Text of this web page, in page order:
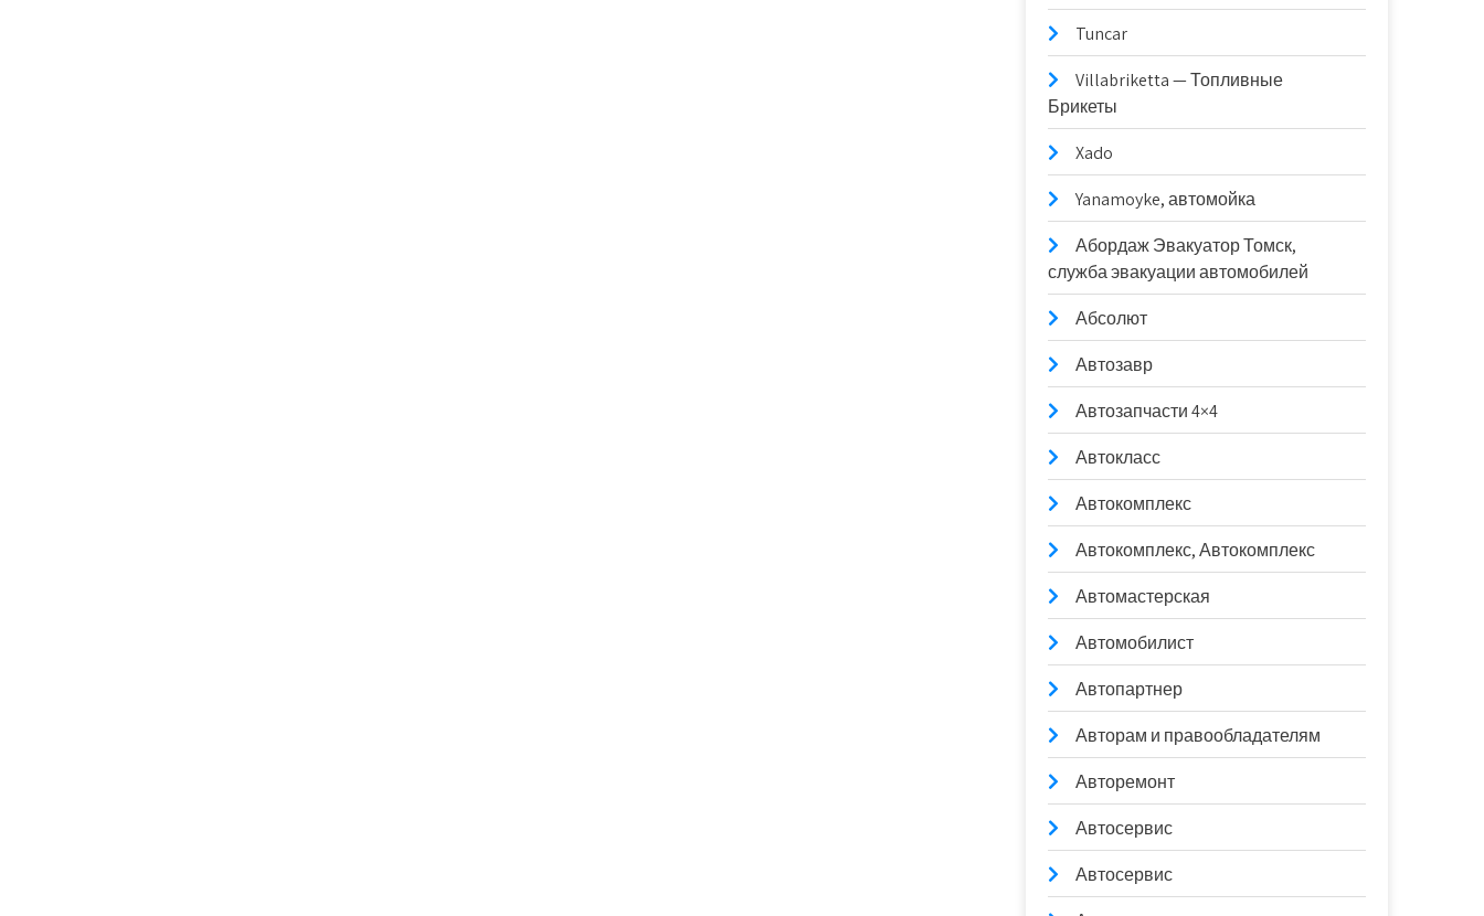
Tuncar
Villabriketta — Топливные
Брикеты
Xado
Yanamoyke, автомойка
Абордаж Эвакуатор Томск,
служба эвакуации автомобилей
Абсолют
Автозавр
Автозапчасти 4×4
Автокласс
Автокомплекс
Автокомплекс, Автокомплекс
Автомастерская
Автомобилист
Автопартнер
Авторам и правообладателям
Авторемонт
Автосервис
Автосервис